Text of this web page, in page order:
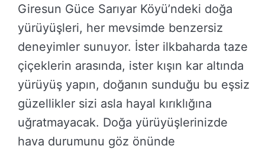
Giresun Güce Sarıyar Köyü’ndeki doğa
yürüyüşleri, her mevsimde benzersiz
deneyimler sunuyor. İster ilkbaharda taze
çiçeklerin arasında, ister kışın kar altında
yürüyüş yapın, doğanın sunduğu bu eşsiz
güzellikler sizi asla hayal kırıklığına
uğratmayacak. Doğa yürüyüşlerinizde
hava durumunu göz önünde